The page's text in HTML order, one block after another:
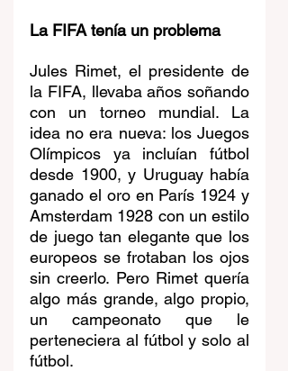
La FIFA tenía un problema
Jules Rimet, el presidente de
la FIFA, llevaba años soñando
con un torneo mundial. La
idea no era nueva: los Juegos
Olímpicos ya incluían fútbol
desde 1900, y Uruguay había
ganado el oro en París 1924 y
Amsterdam 1928 con un estilo
de juego tan elegante que los
europeos se frotaban los ojos
sin creerlo. Pero Rimet quería
algo más grande, algo propio,
un campeonato que le
perteneciera al fútbol y solo al
fútbol.